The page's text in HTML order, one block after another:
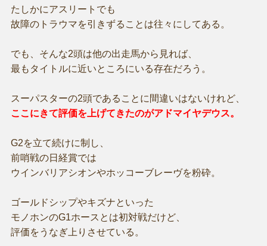
たしかにアスリートでも
故障のトラウマを引きずることは往々にしてある。
でも、そんな2頭は他の出走馬から見れば、
最もタイトルに近いところにいる存在だろう。
スーパスターの2頭であることに間違いはないけれど、
ここにきて評価を上げてきたのがアドマイヤデウス。
G2を立て続けに制し、
前哨戦の日経賞では
ウインバリアシオンやホッコーブレーヴを粉砕。
ゴールドシップやキズナといった
モノホンのG1ホースとは初対戦だけど、
評価をうなぎ上りさせている。